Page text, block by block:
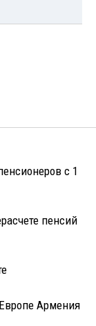
с 1
пенсий
Армения